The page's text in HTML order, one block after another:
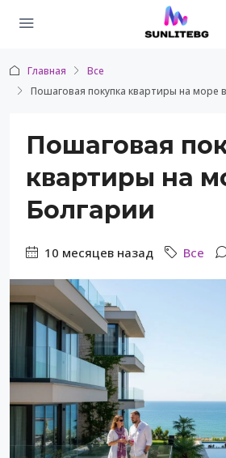
Главная
Все
Пошаговая покупка квартиры на море
Пошаговая
квартиры на
Болгарии
10 месяцев назад Все